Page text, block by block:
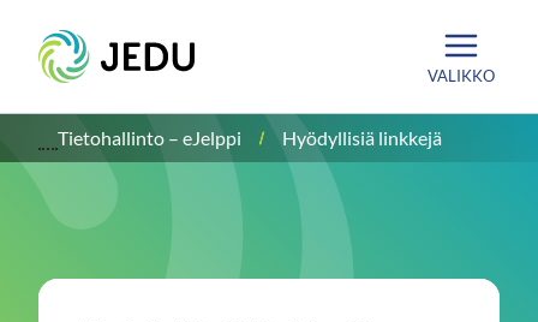
sisältöön
Etusivu
VALIKKO
Tietohallinto – eJelppi Hyödyllisiä linkkejä